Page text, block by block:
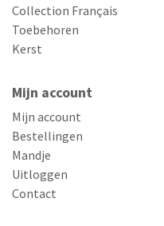
Collection Français
Toebehoren
Kerst
Mijn account
Mijn account
Bestellingen
Mandje
Uitloggen
Contact